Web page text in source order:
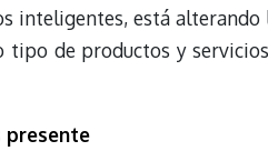
inteligentes, está alterando
de productos y